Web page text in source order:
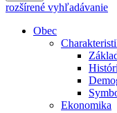
rozšírené vyhľadávanie
Obec
Ekonomika